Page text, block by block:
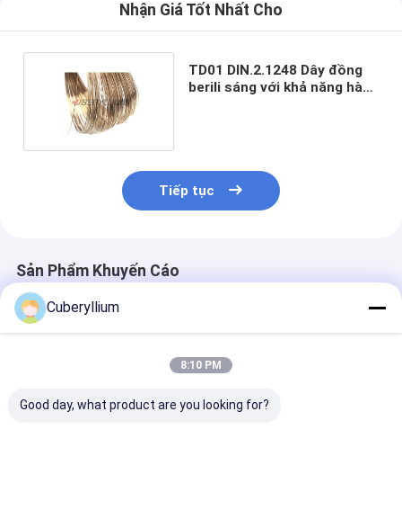
Nhận Giá Tốt Nhất Cho
TD01 DIN.2.1248 Dây đồng
berili sáng với khả năng hàn
Tiếp tục
Sản Phẩm Khuyến Cáo
Cuberyllium
8:10 PM
Good day, what product are you looking for?